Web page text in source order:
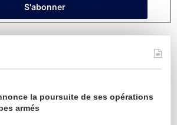
la poursuite de ses opérations
armés